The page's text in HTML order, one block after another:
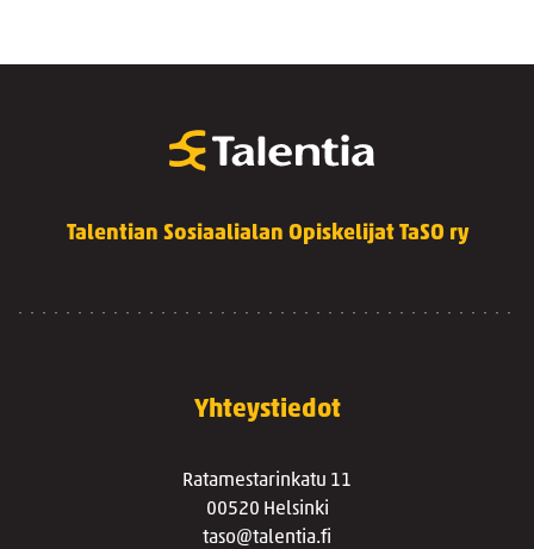
Talentian Sosiaalialan Opiskelijat TaSO ry
Yhteystiedot
Ratamestarinkatu 11
00520 Helsinki
taso@talentia.fi